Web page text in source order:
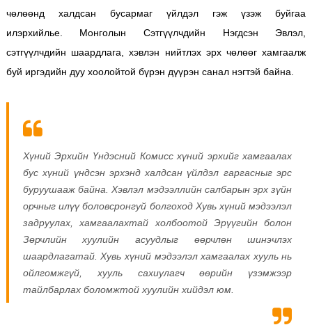
чөлөөнд халдсан бусармаг үйлдэл гэж үзэж буйгаа
илэрхийлье. Монголын Сэтгүүлчдийн Нэгдсэн Эвлэл,
сэтгүүлчдийн шаардлага, хэвлэн нийтлэх эрх чөлөөг хамгаалж
буй иргэдийн дуу хоолойтой бүрэн дүүрэн санал нэгтэй байна.
Хүний Эрхийн Үндэсний Комисс хүний эрхийг хамгаалах
бус хүний үндсэн эрхэнд халдсан үйлдэл гаргасныг эрс
буруушааж байна. Хэвлэл мэдээллийн салбарын эрх зүйн
орчныг илүү боловсронгуй болгоход Хувь хүний мэдээлэл
задруулах, хамгаалахтай холбоотой Эрүүгийн болон
Зөрчлийн хуулийн асуудлыг өөрчлөн шинэчлэх
шаардлагатай. Хувь хүний мэдээлэл хамгаалах хууль нь
ойлгомжгүй, хууль сахиулагч өөрийн үзэмжээр
тайлбарлах боломжтой хуулийн хийдэл юм.